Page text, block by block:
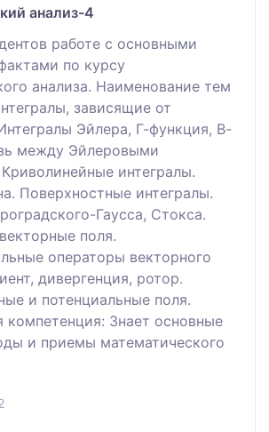
анализ-4
работе с основными
по курсу
анализа. Наименование тем
зависящие от
Эйлера, Г-функция, В-
между Эйлеровыми
интегралы.
Поверхностные интегралы.
Гаусса, Стокса.
поля.
операторы векторного
дивергенция, ротор.
и потенциальные поля.
Знает основные
и приемы математического